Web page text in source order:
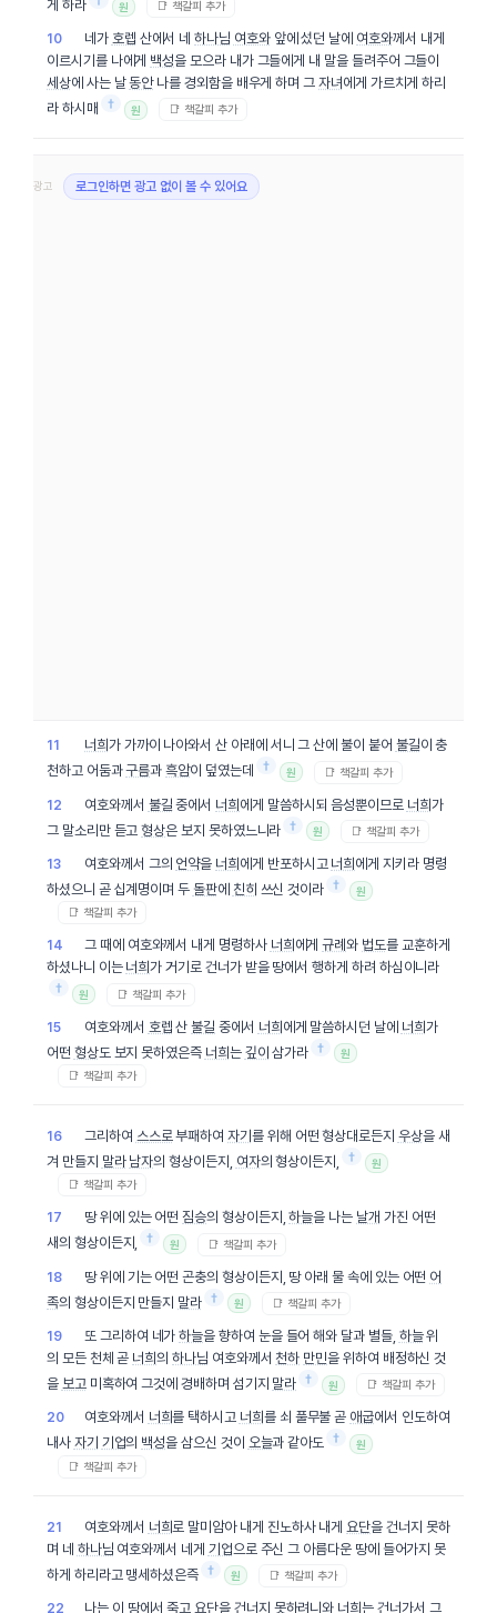
게 하라
원 📑 책갈피 추가
10 네가 호렙 산에서 네하나님 여호와앞에 섰던 날에 여호와께서 내게
이르시기를 나에게 백성을 모으라 내가 그들에게 내 말을 들려주어 그들이
세상에 사는 날동안나를 경외함을 배우게 하며 그자녀 에게 가르치게 하리
라 하시매
† 원 📑 책갈피 추가
광고 로그인하면 광고 없이 볼 수 있어요
11 너희 가 가까이 나아와서 산 아래에 서니 그 산에 불이 붙어 불길이 충
천하고 어둠과구름과흑암이 덮였는데 † 원 📑 책갈피 추가
12 여호와께서 불길 중에서 너희에게 말씀하시되 음성뿐이므로 너희가
그 말소리만 듣고형상은 보지 못하였느니라 † 원 📑 책갈피 추가
13 여호와께서 그의 언약을 너희 에게 반포하시고 너희 에게 지키라 명령
하셨으니 곧 십계명이며 두 돌판에 친히 쓰신 것이라 † 원
📑 책갈피 추가
14 그 때에 여호와께서 내게 명령하사 너희 에게규례와 법도를 교훈하게
하셨나니 이는 너희가 거기로 건너가 받을 땅에서 행하게 하려 하심이니라
†
원 📑 책갈피 추가
15 여호와께서 호렙 산불길 중에서 너희에게 말씀하시던 날에 너희가
어떤 형상도 보지 못하였은즉 너희 는 깊이 삼가라 † 원
📑 책갈피 추가
16 그리하여 스스로 부패하여자기 를 위해 어떤 형상대로든지 우상을 새
겨 만들지 말라 남자의 형상이든지, 여자의 형상이든지, † 원
📑 책갈피 추가
17 땅 위에 있는 어떤짐승의 형상이든지,하늘을 나는 날개 가진 어떤
새의 형상이든지,
† 원 📑 책갈피 추가
18 땅 위에 기는 어떤 곤충의 형상이든지, 땅 아래 물 속에 있는 어떤 어
족의 형상이든지 만들지 말라 † 원 📑 책갈피 추가
19 또 그리하여 네가하늘을 향하여 눈을 들어 해와 달과 별들, 하늘위
의 모든 천체 곧 너희의하나님 여호와께서천하 만민을 위하여 배정하신 것
을 보고미혹하여 그것에 경배하며 섬기지 말라 † 원 📑 책갈피 추가
20 여호와께서 너희를 택하시고 너희 를 쇠 풀무불 곧 애굽에서 인도하여
내사 자기 기업의 백성을 삼으신 것이 오늘과 같아도 † 원
📑 책갈피 추가
21 여호와께서 너희로 말미암아 내게 진노하사 내게 요단을 건너지 못하
며 네 하나님 여호와께서 네게 기업으로 주신 그 아름다운 땅에 들어가지 못
하게 하리라고 맹세하셨은즉 † 원 📑 책갈피 추가
22 나는 이 땅에서 죽고 요단을 건너지 못하려니와 너희는 건너가서 그